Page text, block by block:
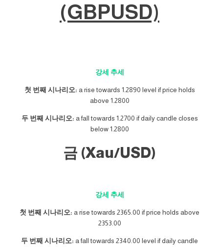
(GBPUSD)
강세 추세
첫 번째 시나리오: a rise towards 1.2890 level if price holds
above 1.2800
두 번째 시나리오: a fall towards 1.2700 if daily candle closes
below 1.2800
금 (Xau/USD)
강세 추세
첫 번째 시나리오: a rise towards 2365.00 if price holds above
2353.00
두 번째 시나리오: a fall towards 2340.00 level if daily candle